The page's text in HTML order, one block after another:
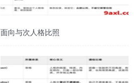
面向与次人格比照